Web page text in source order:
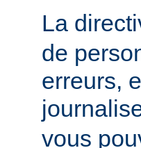
La
de
erreurs,
vous